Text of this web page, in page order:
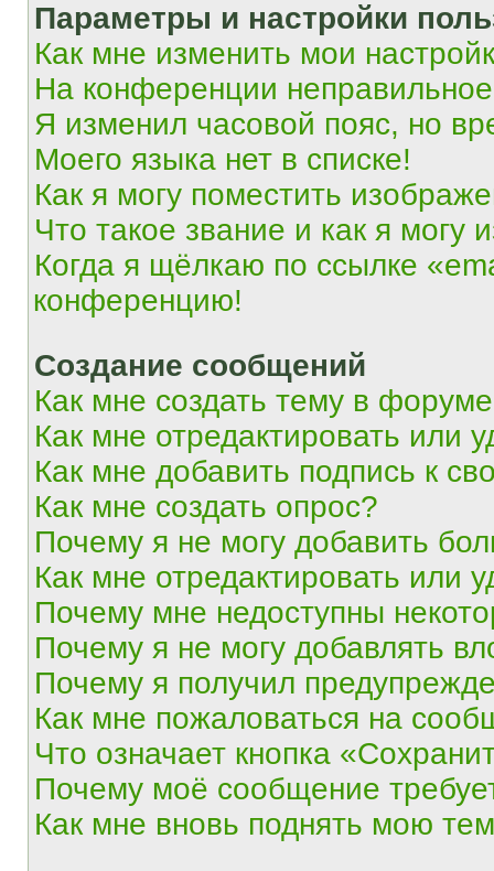
Параметры и настройки
Как мне изменить мои
На конференции
Я изменил часовой пояс, но
Моего языка нет в списке!
Как я могу поместить
Что такое звание и как я могу
Когда я щёлкаю по ссылке
конференцию!
Создание сообщений
Как мне создать тему в
Как мне отредактировать или
Как мне добавить подпись к
Как мне создать опрос?
Почему я не могу добавить
Как мне отредактировать или
Почему мне недоступны
Почему я не могу добавлять
Почему я получил
Как мне пожаловаться на
Что означает кнопка
Почему моё сообщение
Как мне вновь поднять мою